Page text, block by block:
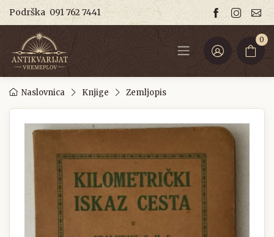
Podrška 091 762 7441
0
Naslovnica Knjige Zemljopis